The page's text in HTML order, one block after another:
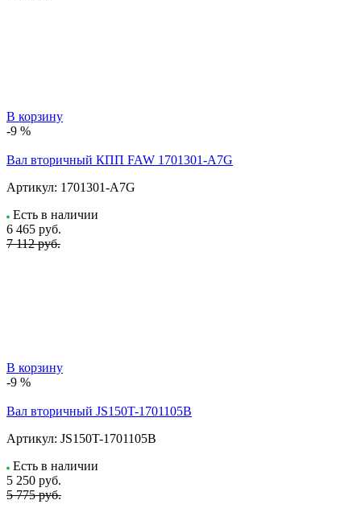
В корзину
-9 %
Вал вторичный КПП FAW 1701301-A7G
Артикул: 1701301-A7G
Есть в наличии
6 465 руб.
7 112 руб.
В корзину
-9 %
Вал вторичный JS150T-1701105B
Артикул: JS150T-1701105B
Есть в наличии
5 250 руб.
5 775 руб.